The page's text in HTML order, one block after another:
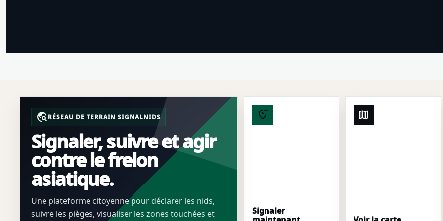
travel_exploreRÉSEAU DE TERRAIN SIGNALNIDS
Signaler, suivre et agir
contre le frelon
asiatique.
Une plateforme citoyenne pour déclarer les nids,
suivre les pièges, visualiser les zones touchées et
add_location_alt
Signaler
map